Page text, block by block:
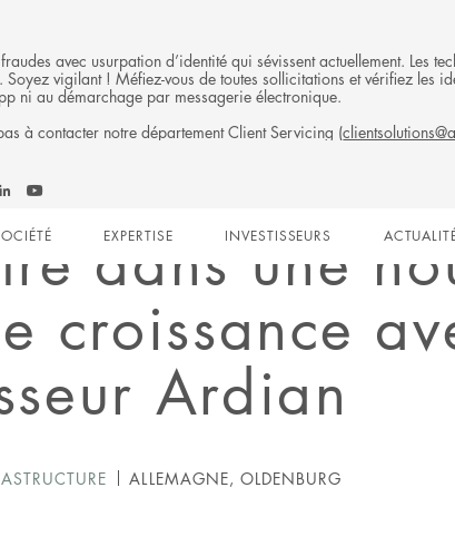
avec usurpation d’identité qui sévissent actuellement. Les
vigilant ! Méfiez-vous de toutes sollicitations et vérifiez les
ni au démarchage par messagerie électronique.
à contacter notre département Client Servicing (
Ardian
on
LinkedIn
EXPERTISE INVESTISSEURS
dans une
croissance
Ardian
ALLEMAGNE, OLDENBURG